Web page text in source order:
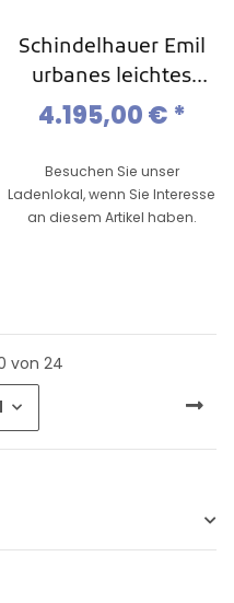
Schindelhauer Emil
urbanes leichtes
Ebike,Pinion 6/9
4.195,00 € *
Besuchen Sie unser
Ladenlokal, wenn Sie Interesse
an diesem Artikel haben.
von 24